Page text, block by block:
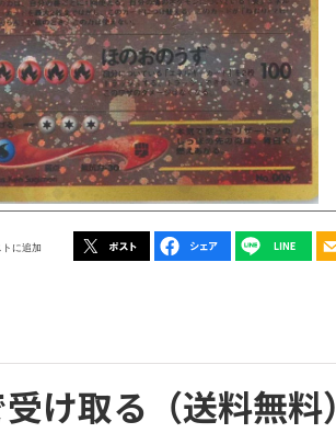
に追加
け取る （送料無料）